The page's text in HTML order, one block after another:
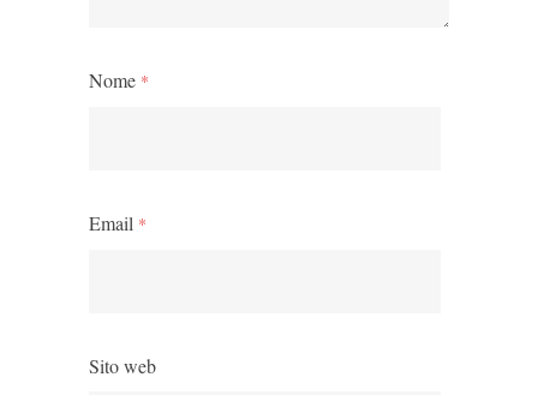
Nome *
Email *
Sito web